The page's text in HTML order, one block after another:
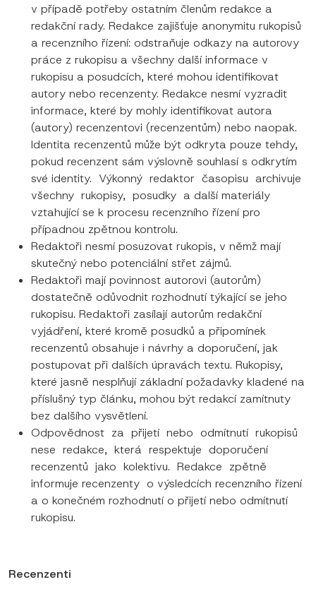
v případě potřeby ostatním členům redakce a
redakční rady. Redakce zajišťuje anonymitu rukopisů
a recenzního řízení: odstraňuje odkazy na autorovy
práce z rukopisu a všechny další informace v
rukopisu a posudcích, které mohou identifikovat
autory nebo recenzenty. Redakce nesmí vyzradit
informace, které by mohly identifikovat autora
(autory) recenzentovi (recenzentům) nebo naopak.
Identita recenzentů může být odkryta pouze tehdy,
pokud recenzent sám výslovně souhlasí s odkrytím
své identity. Výkonný redaktor časopisu archivuje
všechny rukopisy, posudky a další materiály
vztahující se k procesu recenzního řízení pro
případnou zpětnou kontrolu.
Redaktoři nesmí posuzovat rukopis, v němž mají
skutečný nebo potenciální střet zájmů.
Redaktoři mají povinnost autorovi (autorům)
dostatečně odůvodnit rozhodnutí týkající se jeho
rukopisu. Redaktoři zasílají autorům redakční
vyjádření, které kromě posudků a připomínek
recenzentů obsahuje i návrhy a doporučení, jak
postupovat při dalších úpravách textu. Rukopisy,
které jasně nesplňují základní požadavky kladené na
příslušný typ článku, mohou být redakcí zamítnuty
bez dalšího vysvětlení.
Odpovědnost za přijetí nebo odmítnutí rukopisů
nese redakce, která respektuje doporučení
recenzentů jako kolektivu. Redakce zpětně
informuje recenzenty o výsledcích recenzního řízení
a o konečném rozhodnutí o přijetí nebo odmítnutí
rukopisu.
Recenzenti